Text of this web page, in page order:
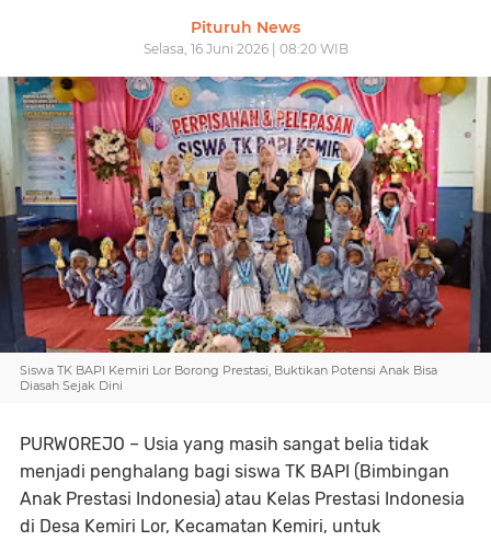
Pituruh News
Selasa, 16 Juni 2026 | 08:20 WIB
Siswa TK BAPI Kemiri Lor Borong Prestasi, Buktikan Potensi Anak Bisa
Diasah Sejak Dini
PURWOREJO – Usia yang masih sangat belia tidak
menjadi penghalang bagi siswa TK BAPI (Bimbingan
Anak Prestasi Indonesia) atau Kelas Prestasi Indonesia
di Desa Kemiri Lor, Kecamatan Kemiri, untuk